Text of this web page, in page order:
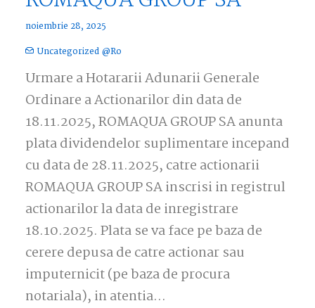
noiembrie 28, 2025
Uncategorized @ro
Urmare a Hotararii Adunarii Generale
Ordinare a Actionarilor din data de
18.11.2025, ROMAQUA GROUP SA anunta
plata dividendelor suplimentare incepand
cu data de 28.11.2025, catre actionarii
ROMAQUA GROUP SA inscrisi in registrul
actionarilor la data de inregistrare
18.10.2025. Plata se va face pe baza de
cerere depusa de catre actionar sau
imputernicit (pe baza de procura
notariala), in atentia…